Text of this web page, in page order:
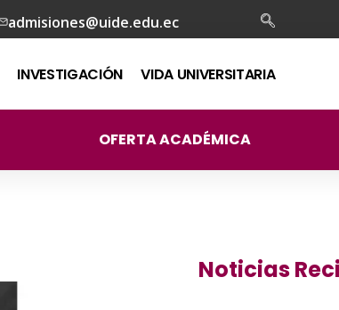
admisiones@uide.edu.ec
INVESTIGACIÓN VIDA UNIVERSITARIA
OFERTA ACADÉMICA
Noticias